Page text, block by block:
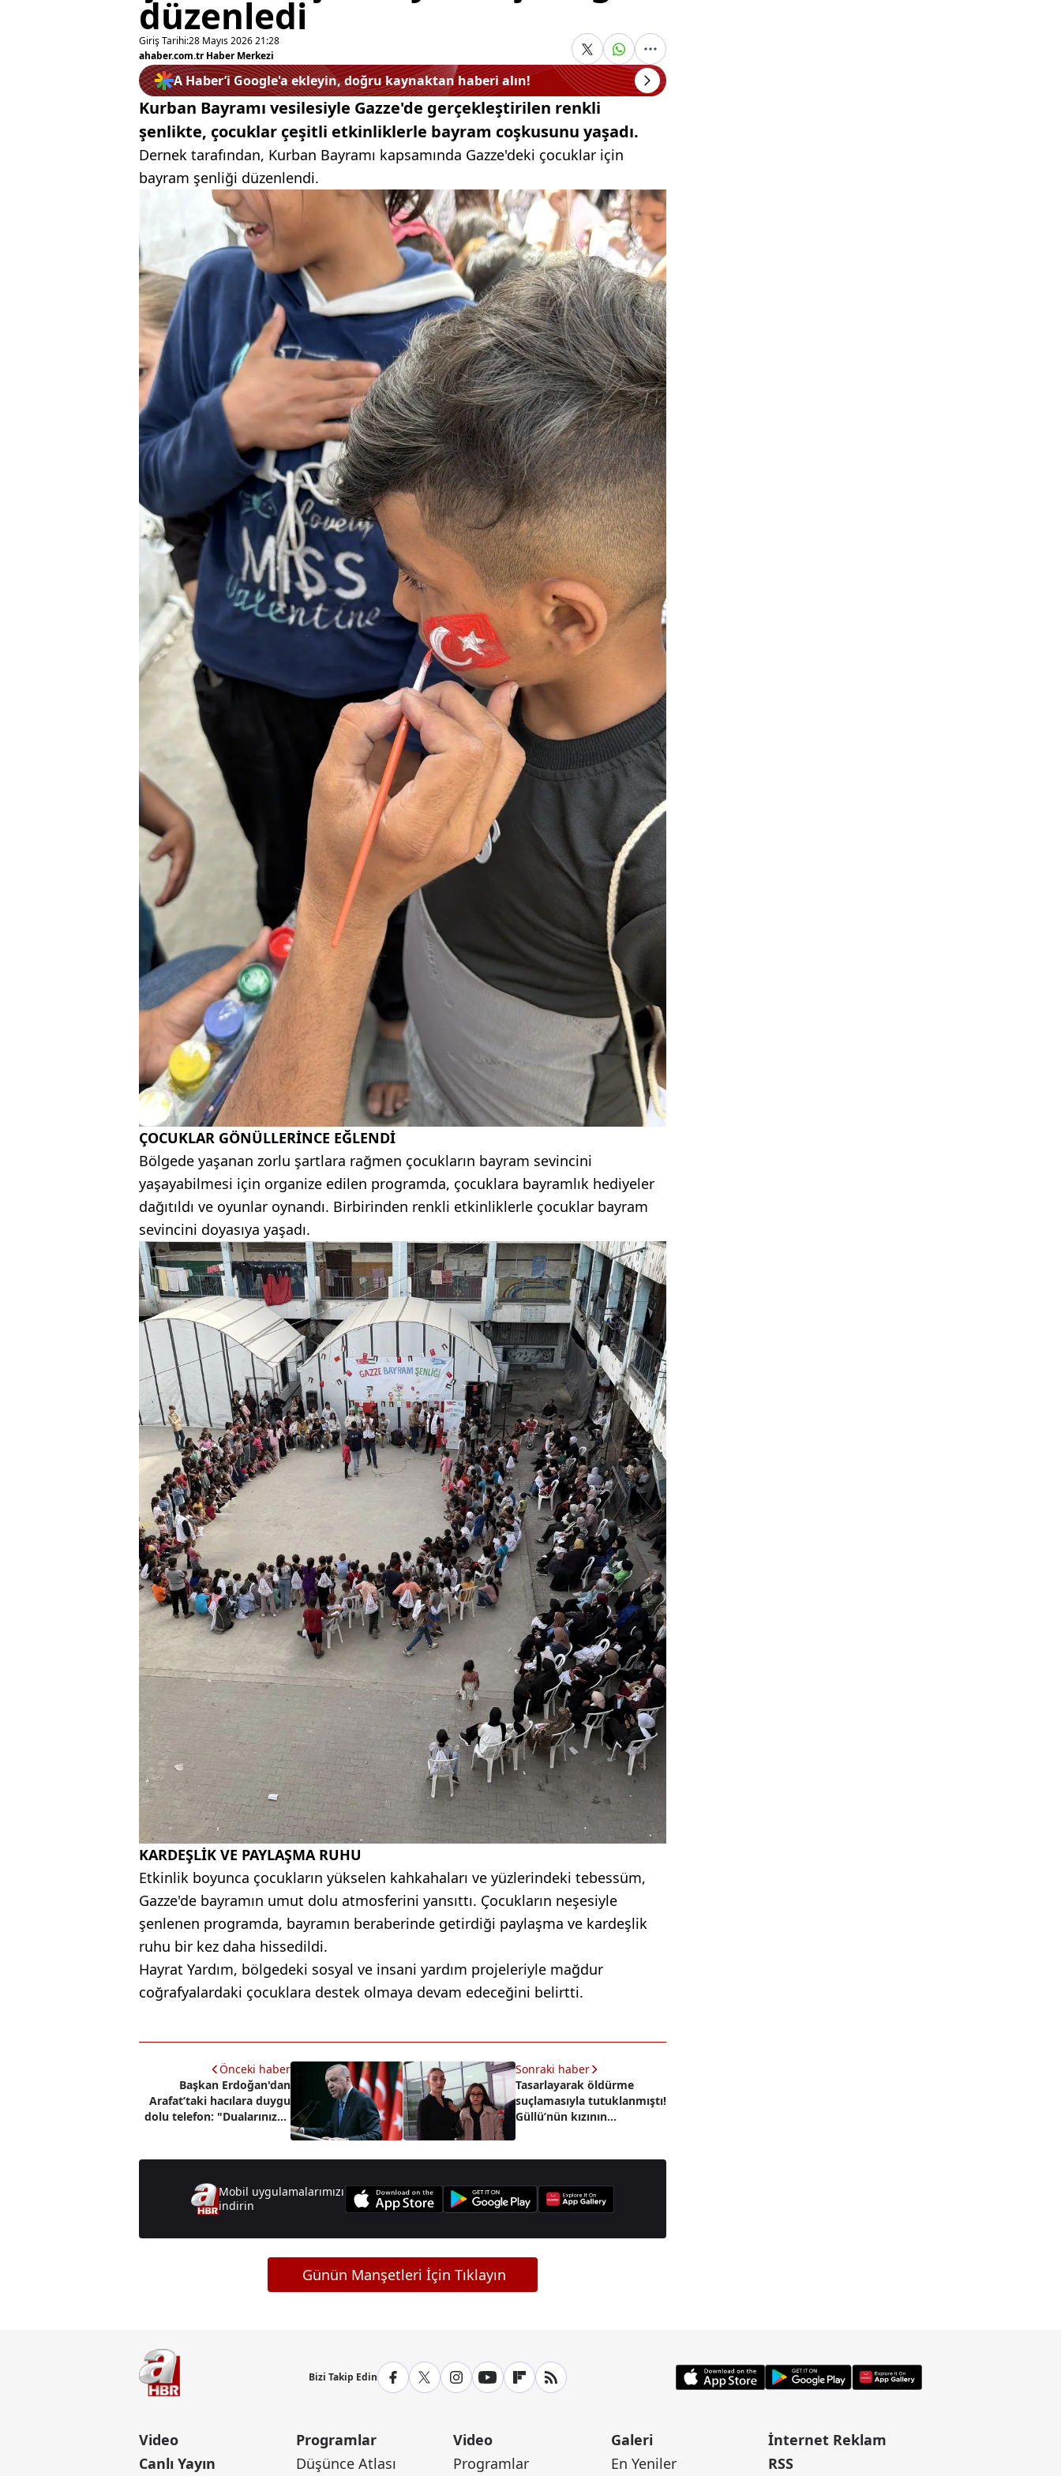
düzenledi
Giriş Tarihi:28 Mayıs 2026 21:28
ahaber.com.tr Haber Merkezi
A Haber’i Google'a ekleyin, doğru kaynaktan haberi alın!
Kurban Bayramı vesilesiyle Gazze'de gerçekleştirilen renkli
şenlikte, çocuklar çeşitli etkinliklerle bayram coşkusunu yaşadı.
Dernek tarafından, Kurban Bayramı kapsamında Gazze'deki çocuklar için
bayram şenliği düzenlendi.
ÇOCUKLAR GÖNÜLLERİNCE EĞLENDİ
Bölgede yaşanan zorlu şartlara rağmen çocukların bayram sevincini
yaşayabilmesi için organize edilen programda, çocuklara bayramlık hediyeler
dağıtıldı ve oyunlar oynandı. Birbirinden renkli etkinliklerle çocuklar bayram
sevincini doyasıya yaşadı.
KARDEŞLİK VE PAYLAŞMA RUHU
Etkinlik boyunca çocukların yükselen kahkahaları ve yüzlerindeki tebessüm,
Gazze'de bayramın umut dolu atmosferini yansıttı. Çocukların neşesiyle
şenlenen programda, bayramın beraberinde getirdiği paylaşma ve kardeşlik
ruhu bir kez daha hissedildi.
Hayrat Yardım, bölgedeki sosyal ve insani yardım projeleriyle mağdur
coğrafyalardaki çocuklara destek olmaya devam edeceğini belirtti.
Önceki haber
Başkan Erdoğan'dan
Arafat’taki hacılara duygu
dolu telefon: "Dualarınızda
Sonraki haber
Tasarlayarak öldürme
suçlamasıyla tutuklanmıştı!
Güllü’nün kızının
Mobil uygulamalarımızı
indirin
Günün Manşetleri İçin Tıklayın
Bizi Takip Edin
Video
Canlı Yayın
Programlar
Düşünce Atlası
Video
Programlar
Galeri
En Yeniler
İnternet Reklam
RSS